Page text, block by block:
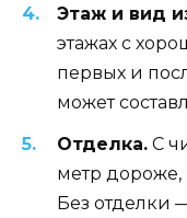
Этаж и вид
этажах с
первых и
может
Отделка. С
метр дороже,
Без отделки